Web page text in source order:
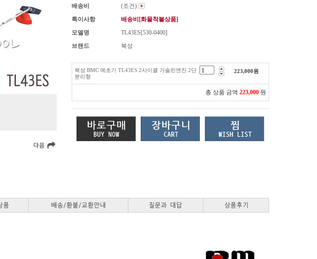
배송비
(조건)
특이사항
배송비[화물착불상품]
모델명
TL43ES[530-0400]
브랜드
북성
북성 BMC 예초기 TL43ES 2사이클 가솔린엔진 2단
분리형
223,000원
총 상품 금액 223,000 원